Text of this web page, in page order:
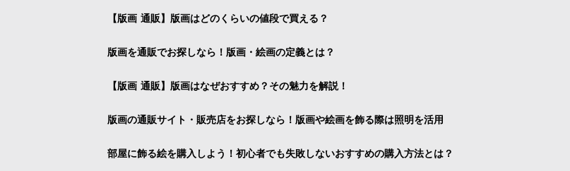
【版画 通販】版画はどのくらいの値段で買える？
版画を通販でお探しなら！版画・絵画の定義とは？
【版画 通販】版画はなぜおすすめ？その魅力を解説！
版画の通販サイト・販売店をお探しなら！版画や絵画を飾る際は照明を活用
部屋に飾る絵を購入しよう！初心者でも失敗しないおすすめの購入方法とは？